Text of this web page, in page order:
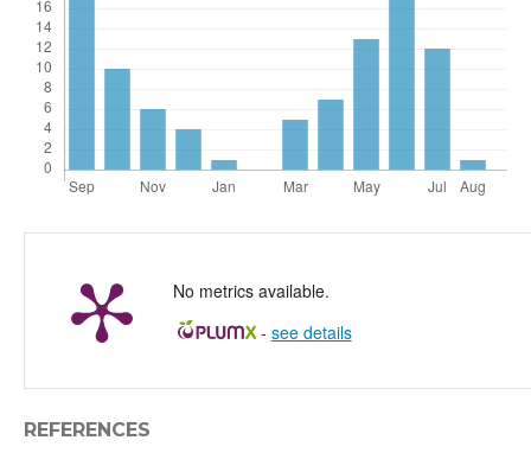
No metrics available.
- see details
REFERENCES